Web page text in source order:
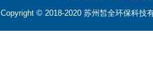
Copyright © 2018-2020 苏州皙全环保科技